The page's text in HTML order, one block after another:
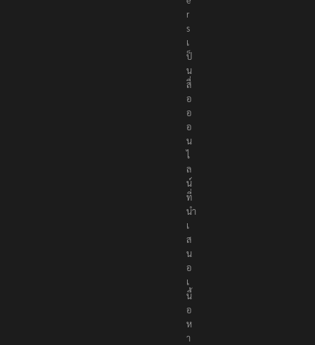
r
s
เ
ป็
น
สื่
อ
อ
อ
น
ไ
ล
น์
ที่
นำ
เ
ส
น
อ
เ
นื้
อ
ห
า